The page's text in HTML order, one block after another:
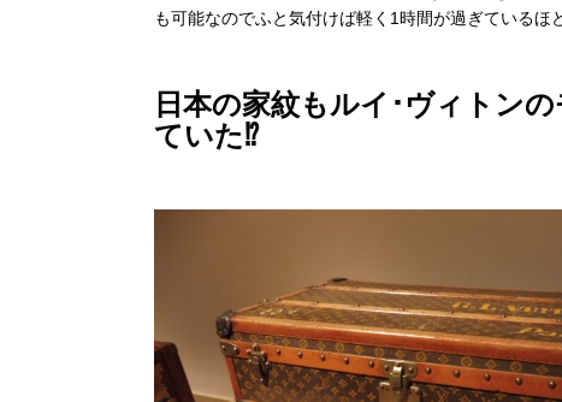
も可能なのでふと気付けば軽く1時間が過ぎているほ
日本の家紋もルイ･ヴィトン
ていた⁉︎